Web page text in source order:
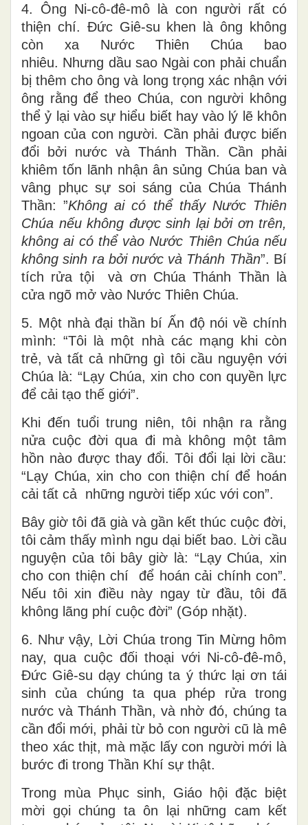
4. Ông Ni-cô-đê-mô là con người rất có
thiện chí. Đức Giê-su khen là ông không
còn xa Nước Thiên Chúa bao
nhiêu. Nhưng dầu sao Ngài con phải chuẩn
bị thêm cho ông và long trọng xác nhận với
ông rằng để theo Chúa, con người không
thể ỷ lại vào sự hiểu biết hay vào lý lẽ khôn
ngoan của con người. Cần phải được biến
đổi bởi nước và Thánh Thần. Cần phải
khiêm tốn lãnh nhận ân sủng Chúa ban và
vâng phục sự soi sáng của Chúa Thánh
Thần: ”Không ai có thể thấy Nước Thiên
Chúa nếu không được sinh lại bởi ơn trên,
không ai có thể vào Nước Thiên Chúa nếu
không sinh ra bởi nước và Thánh Thần”. Bí
tích rửa tội và ơn Chúa Thánh Thần là
cửa ngõ mở vào Nước Thiên Chúa.
5. Một nhà đại thần bí Ấn độ nói về chính
mình: “Tôi là một nhà các mạng khi còn
trẻ, và tất cả những gì tôi cầu nguyện với
Chúa là: “Lạy Chúa, xin cho con quyền lực
để cải tạo thế giới”.
Khi đến tuổi trung niên, tôi nhận ra rằng
nửa cuộc đời qua đi mà không một tâm
hồn nào được thay đổi. Tôi đổi lại lời cầu:
“Lạy Chúa, xin cho con thiện chí để hoán
cải tất cả những người tiếp xúc với con”.
Bây giờ tôi đã già và gần kết thúc cuộc đời,
tôi cảm thấy mình ngu dại biết bao. Lời cầu
nguyện của tôi bây giờ là: “Lạy Chúa, xin
cho con thiện chí để hoán cải chính con”.
Nếu tôi xin điều này ngay từ đầu, tôi đã
không lãng phí cuộc đời” (Góp nhặt).
6. Như vậy, Lời Chúa trong Tin Mừng hôm
nay, qua cuộc đối thoại với Ni-cô-đê-mô,
Đức Giê-su dạy chúng ta ý thức lại ơn tái
sinh của chúng ta qua phép rửa trong
nước và Thánh Thần, và nhờ đó, chúng ta
cần đổi mới, phải từ bỏ con người cũ là mê
theo xác thịt, mà mặc lấy con người mới là
bước đi trong Thần Khí sự thật.
Trong mùa Phục sinh, Giáo hội đặc biệt
mời gọi chúng ta ôn lại những cam kết